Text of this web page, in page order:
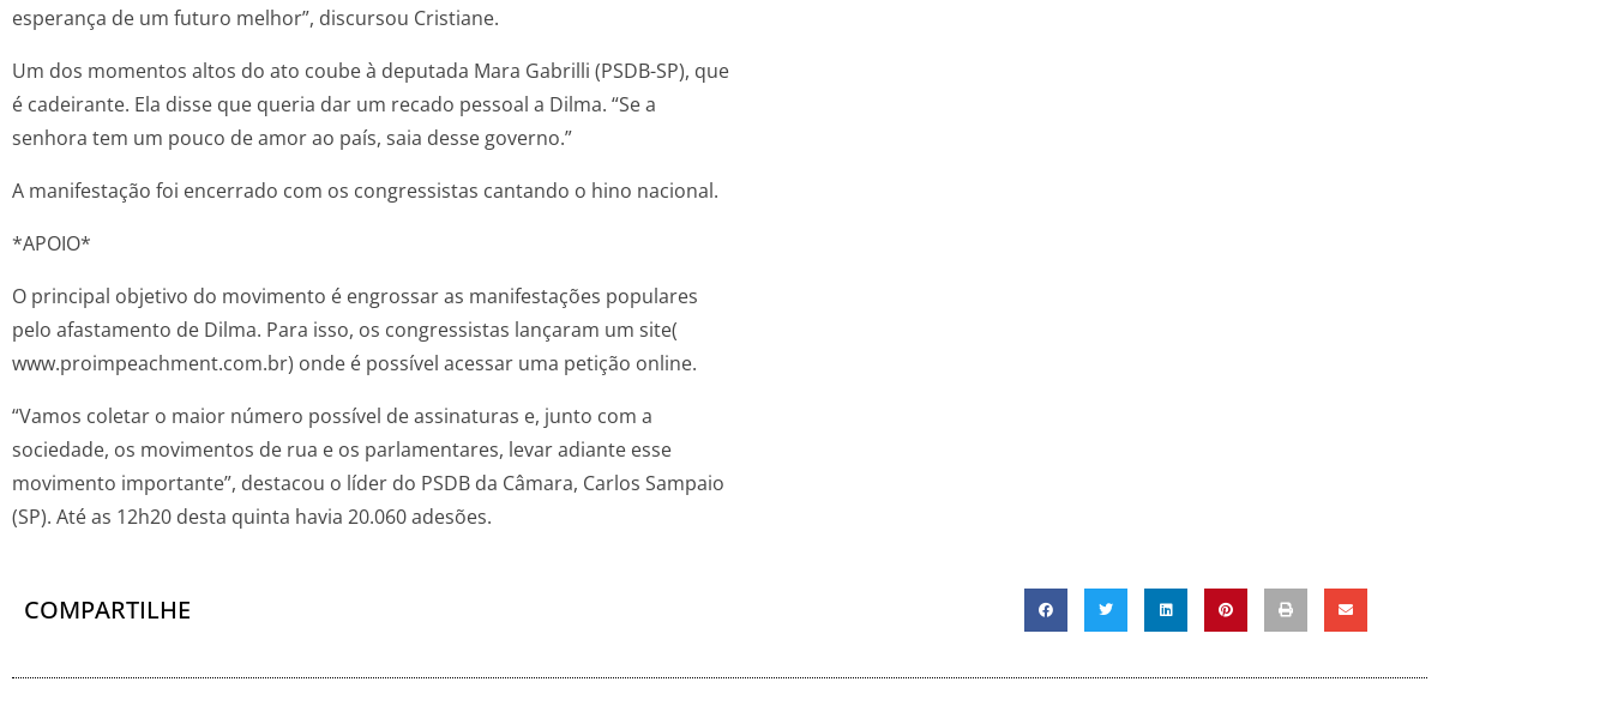
esperança de um futuro melhor”, discursou Cristiane.
Um dos momentos altos do ato coube à deputada Mara Gabrilli (PSDB-SP), que
é cadeirante. Ela disse que queria dar um recado pessoal a Dilma. “Se a
senhora tem um pouco de amor ao país, saia desse governo.”
A manifestação foi encerrado com os congressistas cantando o hino nacional.
*APOIO*
O principal objetivo do movimento é engrossar as manifestações populares
pelo afastamento de Dilma. Para isso, os congressistas lançaram um site(
www.proimpeachment.com.br) onde é possível acessar uma petição online.
“Vamos coletar o maior número possível de assinaturas e, junto com a
sociedade, os movimentos de rua e os parlamentares, levar adiante esse
movimento importante”, destacou o líder do PSDB da Câmara, Carlos Sampaio
(SP). Até as 12h20 desta quinta havia 20.060 adesões.
COMPARTILHE